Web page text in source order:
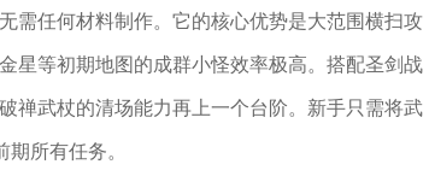
需任何材料制作。它的核心优势是大范围横扫攻
星等初期地图的成群小怪效率极高。搭配圣剑战
禅武杖的清场能力再上一个台阶。新手只需将武
所有任务。